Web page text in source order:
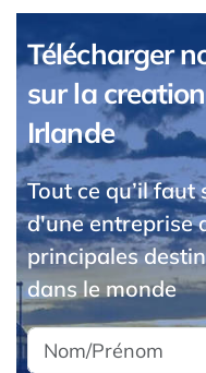
Télécharger
sur la
Irlande
Tout ce qu’il
d'une entreprise
principales
dans le monde